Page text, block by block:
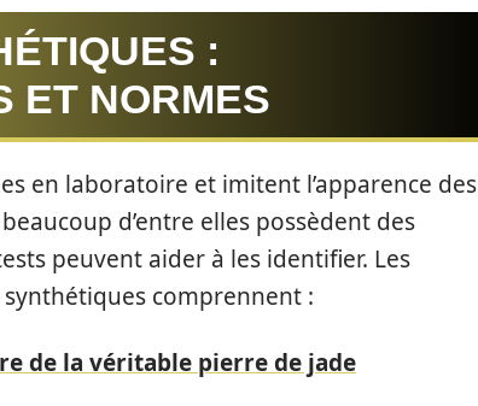
:
ET NORMES
en laboratoire et imitent l’apparence des
d’entre elles possèdent des
peuvent aider à les identifier. Les
comprennent :
de la véritable pierre de jade